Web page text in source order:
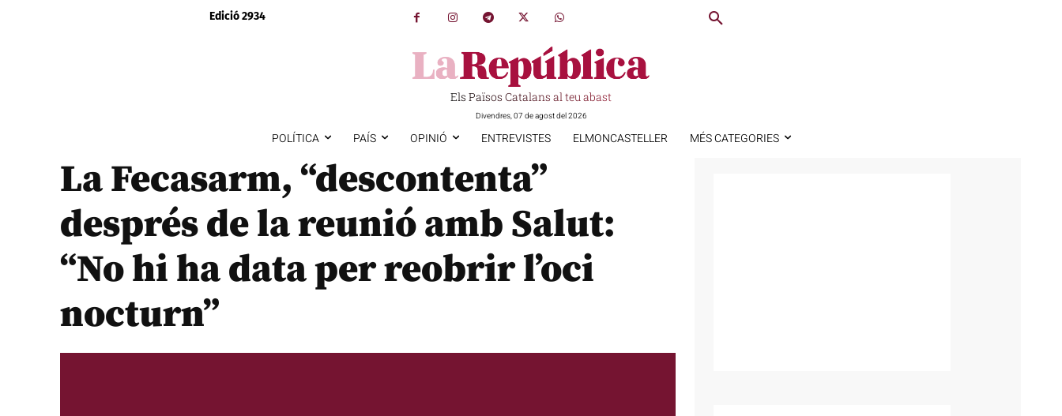
Edició 2934
Els Països Catalans al teu abast
Divendres, 07 de agost del 2026
POLÍTICA PAÍS OPINIÓ ENTREVISTES ELMONCASTELLER MÉS CATEGORIES
La Fecasarm, “descontenta”
després de la reunió amb Salut:
“No hi ha data per reobrir l’oci
nocturn”